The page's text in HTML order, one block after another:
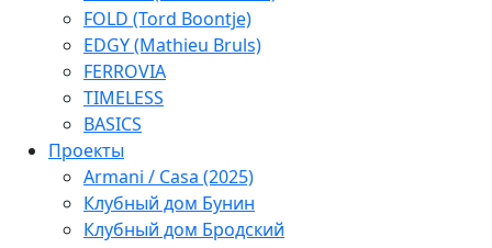
FOLD (Tord Boontje)
EDGY (Mathieu Bruls)
FERROVIA
TIMELESS
BASICS
Проекты
Armani / Casa (2025)
Клубный дом Бунин
Клубный дом Бродский